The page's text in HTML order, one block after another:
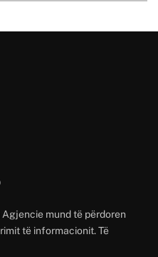
mund të përdoren
të informacionit. Të